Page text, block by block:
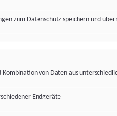
zum Datenschutz speichern und
Kombination von Daten aus
Endgeräte